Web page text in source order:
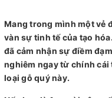
Mang trong mình một vẻ
vàn sự tinh tế của tạo
đã cảm nhận sự điềm
nghiêm ngay từ chính cái
loại gỗ quý này.